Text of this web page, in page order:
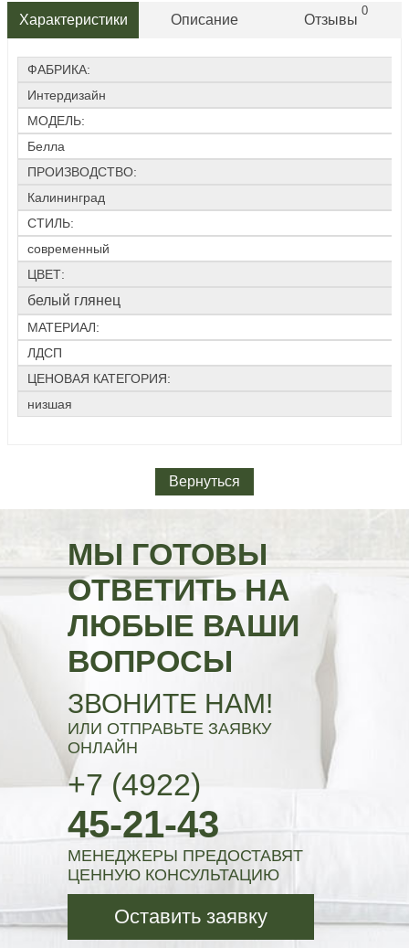
Характеристики Описание Отзывы
0
ФАБРИКА:
Интердизайн
МОДЕЛЬ:
Белла
ПРОИЗВОДСТВО:
Калининград
СТИЛЬ:
современный
ЦВЕТ:
белый глянец
МАТЕРИАЛ:
ЛДСП
ЦЕНОВАЯ КАТЕГОРИЯ:
низшая
Вернуться
МЫ ГОТОВЫ
ОТВЕТИТЬ НА
ЛЮБЫЕ ВАШИ
ВОПРОСЫ
ЗВОНИТЕ НАМ!
ИЛИ ОТПРАВЬТЕ ЗАЯВКУ
ОНЛАЙН
+7 (4922)
45-21-43
МЕНЕДЖЕРЫ ПРЕДОСТАВЯТ
ЦЕННУЮ КОНСУЛЬТАЦИЮ
Оставить заявку